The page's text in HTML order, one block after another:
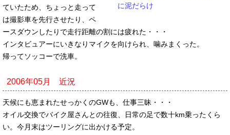
に泥だらけ
ていたため、ちょっと走って
は撮影車を先行させたり、ペ
ースダウンしたりで走行距離の割には疲れた・・・
インタビュアーにいきなりマイクを向けられ、噛みまくった。
帰ってソッコーで洗車。
2006年05月 近況
天候にも恵まれたせっかくのGWも、仕事三昧・・・
オイル交換でバイク屋さんとの往復、日常の足で数十km乗ったくら
い。今月末はツーリングに出かける予定。